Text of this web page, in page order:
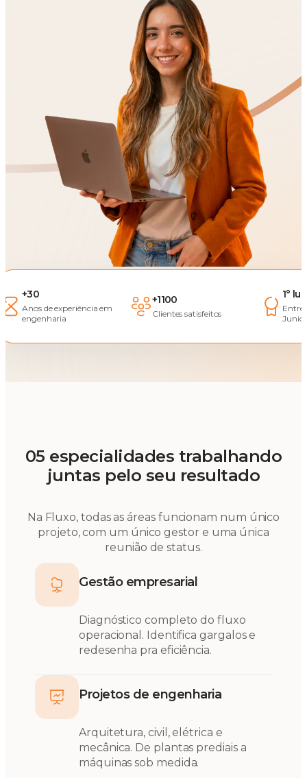
+30
Anos de experiência em
engenharia
+1100
Clientes satisfeitos
1°
Entre
05 especialidades trabalhando
juntas pelo seu resultado
Na Fluxo, todas as áreas funcionam num único
projeto, com um único gestor e uma única
reunião de status.
Gestão empresarial
Diagnóstico completo do fluxo
operacional. Identifica gargalos e
redesenha pra eficiência.
Projetos de engenharia
Arquitetura, civil, elétrica e
mecânica. De plantas prediais a
máquinas sob medida.